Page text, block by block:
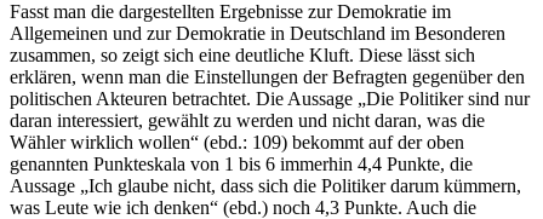
Fasst man die dargestellten Ergebnisse zur Demokratie im
Allgemeinen und zur Demokratie in Deutschland im Besonderen
zusammen, so zeigt sich eine deutliche Kluft. Diese lässt sich
erklären, wenn man die Einstellungen der Befragten gegenüber den
politischen Akteuren betrachtet. Die Aussage „Die Politiker sind nur
daran interessiert, gewählt zu werden und nicht daran, was die
Wähler wirklich wollen“ (ebd.: 109) bekommt auf der oben
genannten Punkteskala von 1 bis 6 immerhin 4,4 Punkte, die
Aussage „Ich glaube nicht, dass sich die Politiker darum kümmern,
was Leute wie ich denken“ (ebd.) noch 4,3 Punkte. Auch die